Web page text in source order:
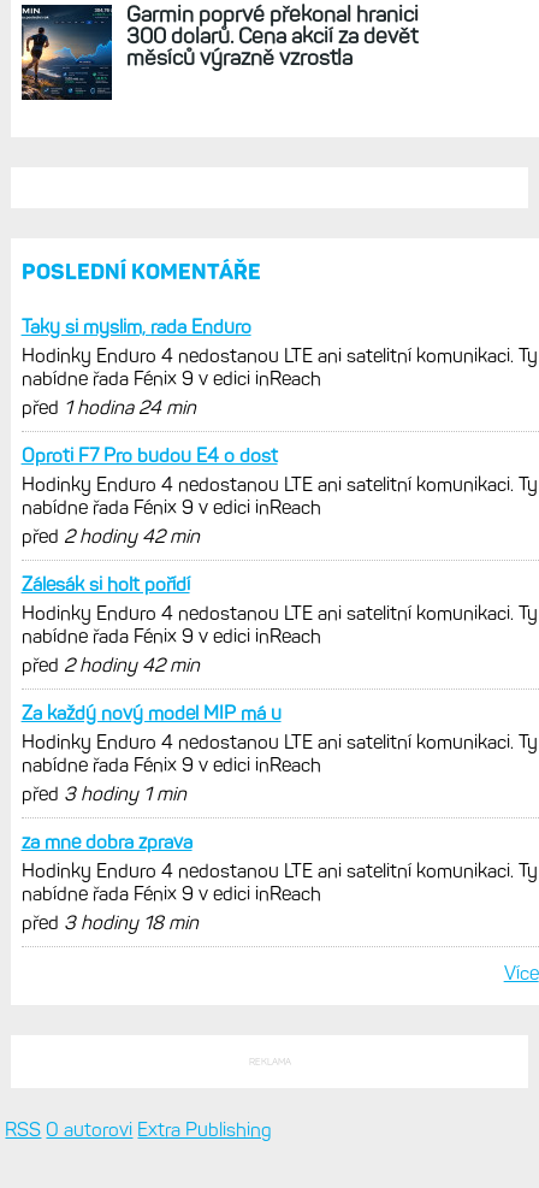
Garmin poprvé překonal hranici
300 dolarů. Cena akcií za devět
měsíců výrazně vzrostla
POSLEDNÍ KOMENTÁŘE
Taky si myslim, rada Enduro
Hodinky Enduro 4 nedostanou LTE ani satelitní komunikaci. Ty
nabídne řada Fénix 9 v edici inReach
před 1 hodina 24 min
Oproti F7 Pro budou E4 o dost
Hodinky Enduro 4 nedostanou LTE ani satelitní komunikaci. Ty
nabídne řada Fénix 9 v edici inReach
před 2 hodiny 42 min
Zálesák si holt pořídí
Hodinky Enduro 4 nedostanou LTE ani satelitní komunikaci. Ty
nabídne řada Fénix 9 v edici inReach
před 2 hodiny 42 min
Za každý nový model MIP má u
Hodinky Enduro 4 nedostanou LTE ani satelitní komunikaci. Ty
nabídne řada Fénix 9 v edici inReach
před 3 hodiny 1 min
za mne dobra zprava
Hodinky Enduro 4 nedostanou LTE ani satelitní komunikaci. Ty
nabídne řada Fénix 9 v edici inReach
před 3 hodiny 18 min
Více
REKLAMA
RSS O autorovi Extra Publishing